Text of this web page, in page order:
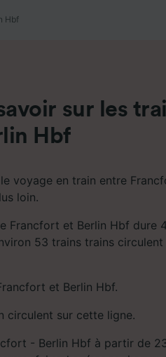
Hbf
sur les
Hbf
voyage en train entre
loin.
Francfort et Berlin Hbf dure 4
53 trains trains circulent
et Berlin Hbf.
circulent sur cette ligne.
- Berlin Hbf à partir de
développement de services.
Liste de nos partenaires